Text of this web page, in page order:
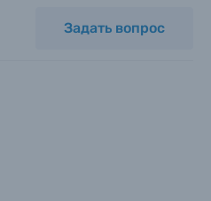
Задать вопрос